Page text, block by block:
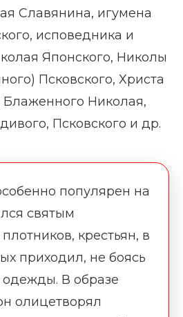
Славянина, игумена
исповедника и
Японского, Николы
Псковского, Христа
Николая,
Псковского и др.
популярен на
святым
крестьян, в
приходил, не боясь
одежды. В образе
олицетворял